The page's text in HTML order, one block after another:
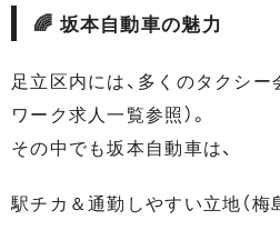
🌈 坂本自動車の魅力
足立区内には、多くのタクシー
ワーク求人一覧参照）。
その中でも坂本自動車は、
駅チカ＆通勤しやすい立地（梅